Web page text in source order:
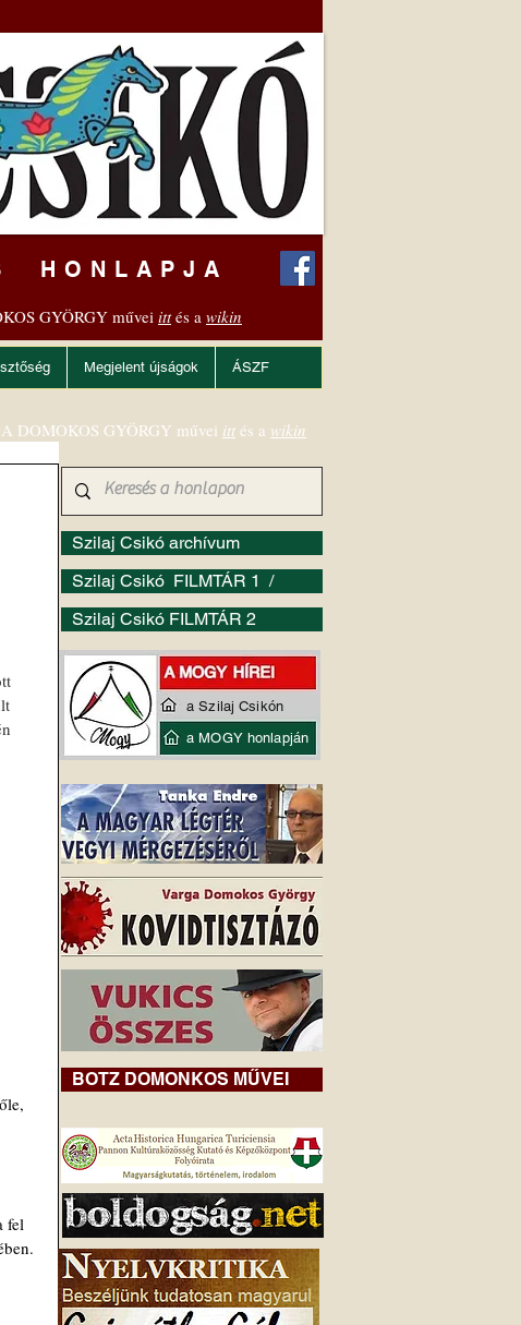
HONLAPJA
GYÖRGY művei ittés a wikin
Megjelent újságok ÁSZF
fel
Szilaj Csikó archívum
Szilaj Csikó FILMTÁR 1 /
Szilaj Csikó FILMTÁR 2
DOMOKOS GYÖRGY művei itt és a wikin
BOTZ DOMONKOS MŰVEI
a Szilaj Csikón
a MOGY honlapján